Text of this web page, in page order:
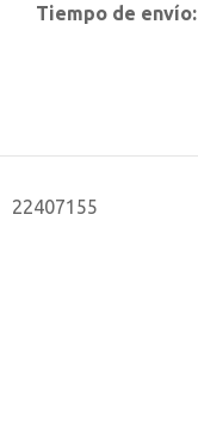
Tiempo de envío:
22407155